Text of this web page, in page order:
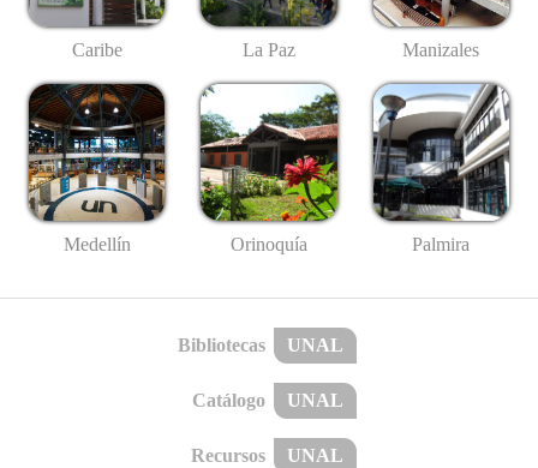
Caribe La Paz Manizales
Medellín Orinoquía Palmira
Bibliotecas UNAL
Catálogo UNAL
Recursos UNAL